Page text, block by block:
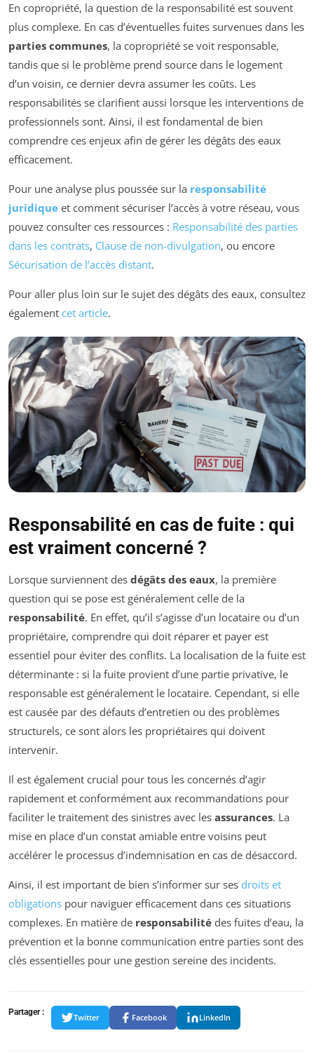
En copropriété, la question de la responsabilité est souvent
plus complexe. En cas d’éventuelles fuites survenues dans les
parties communes, la copropriété se voit responsable,
tandis que si le problème prend source dans le logement
d’un voisin, ce dernier devra assumer les coûts. Les
responsabilités se clarifient aussi lorsque les interventions de
professionnels sont. Ainsi, il est fondamental de bien
comprendre ces enjeux afin de gérer les dégâts des eaux
efficacement.
Pour une analyse plus poussée sur la responsabilité
juridique et comment sécuriser l’accès à votre réseau, vous
pouvez consulter ces ressources : Responsabilité des parties
dans les contrats, Clause de non-divulgation, ou encore
Sécurisation de l’accès distant.
Pour aller plus loin sur le sujet des dégâts des eaux, consultez
également cet article.
Responsabilité en cas de fuite : qui
est vraiment concerné ?
Lorsque surviennent des dégâts des eaux, la première
question qui se pose est généralement celle de la
responsabilité. En effet, qu’il s’agisse d’un locataire ou d’un
propriétaire, comprendre qui doit réparer et payer est
essentiel pour éviter des conflits. La localisation de la fuite est
déterminante : si la fuite provient d’une partie privative, le
responsable est généralement le locataire. Cependant, si elle
est causée par des défauts d’entretien ou des problèmes
structurels, ce sont alors les propriétaires qui doivent
intervenir.
Il est également crucial pour tous les concernés d’agir
rapidement et conformément aux recommandations pour
faciliter le traitement des sinistres avec les assurances. La
mise en place d’un constat amiable entre voisins peut
accélérer le processus d’indemnisation en cas de désaccord.
Ainsi, il est important de bien s’informer sur ses droits et
obligations pour naviguer efficacement dans ces situations
complexes. En matière de responsabilité des fuites d’eau, la
prévention et la bonne communication entre parties sont des
clés essentielles pour une gestion sereine des incidents.
Partager :
Twitter Facebook LinkedIn